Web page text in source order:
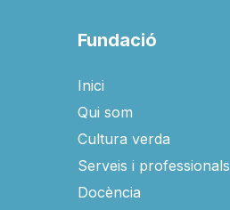
Fundació
Inici
Qui som
Cultura verda
Serveis i professionals
Docència